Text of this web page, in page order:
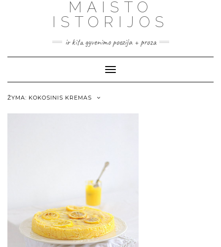
MAISTO
ISTORIJOS
ir kita gyvenimo poezija + proza
Toggle
Navigation
ŽYMA: KOKOSINIS KREMAS